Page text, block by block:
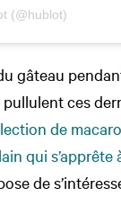
(@hublot)
gâteau
ces
de
qui
de